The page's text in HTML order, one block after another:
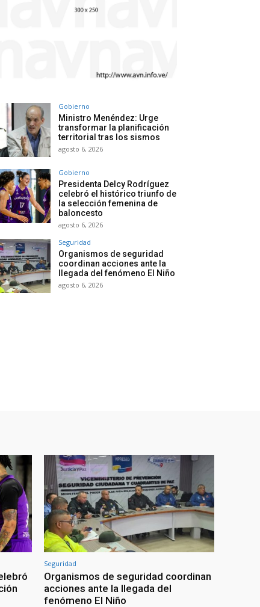
Gobierno
Ministro Menéndez: Urge
transformar la planificación
territorial tras los sismos
agosto 6, 2026
Gobierno
Presidenta Delcy Rodríguez
celebró el histórico triunfo de
la selección femenina de
baloncesto
agosto 6, 2026
Seguridad
Organismos de seguridad
coordinan acciones ante la
llegada del fenómeno El Niño
agosto 6, 2026
Seguridad
Organismos de seguridad coordinan
acciones ante la llegada del
fenómeno El Niño